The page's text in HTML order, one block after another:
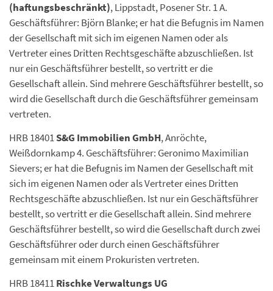
(haftungsbeschränkt), Lippstadt, Posener Str. 1 A.
Geschäftsführer: Björn Blanke; er hat die Befugnis im Namen
der Gesellschaft mit sich im eigenen Namen oder als
Vertreter eines Dritten Rechtsgeschäfte abzuschließen. Ist
nur ein Geschäftsführer bestellt, so vertritt er die
Gesellschaft allein. Sind mehrere Geschäftsführer bestellt, so
wird die Gesellschaft durch die Geschäftsführer gemeinsam
vertreten.
HRB 18401S&G Immobilien GmbH, Anröchte,
Weißdornkamp 4. Geschäftsführer: Geronimo Maximilian
Sievers; er hat die Befugnis im Namen der Gesellschaft mit
sich im eigenen Namen oder als Vertreter eines Dritten
Rechtsgeschäfte abzuschließen. Ist nur ein Geschäftsführer
bestellt, so vertritt er die Gesellschaft allein. Sind mehrere
Geschäftsführer bestellt, so wird die Gesellschaft durch zwei
Geschäftsführer oder durch einen Geschäftsführer
gemeinsam mit einem Prokuristen vertreten.
HRB 18411Rischke Verwaltungs UG